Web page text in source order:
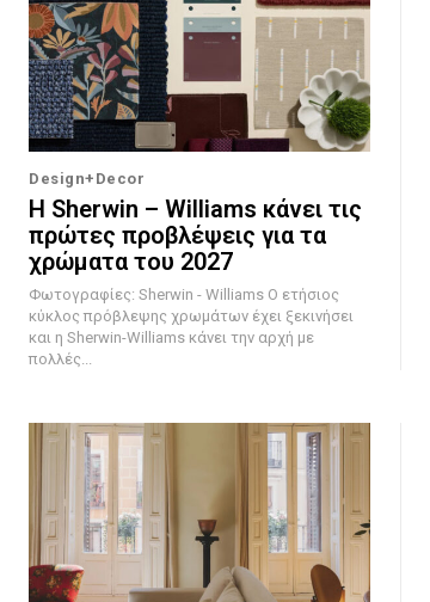
Design+Decor
Η Sherwin – Williams κάνει τις
πρώτες προβλέψεις για τα
χρώματα του 2027
Φωτογραφίες: Sherwin - Williams Ο ετήσιος
κύκλος πρόβλεψης χρωμάτων έχει ξεκινήσει
και η Sherwin-Williams κάνει την αρχή με
πολλές...